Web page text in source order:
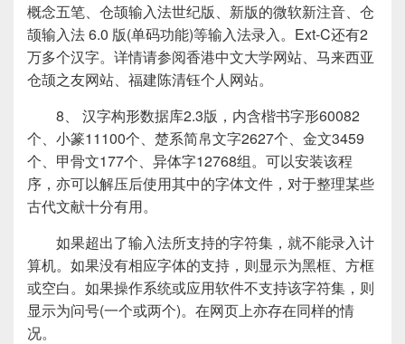
概念五笔、仓颉输入法世纪版、新版的微软新注音、仓
颉输入法 6.0 版(单码功能)等输入法录入。Ext-C还有2
万多个汉字。详情请参阅香港中文大学网站、马来西亚
仓颉之友网站、福建陈清钰个人网站。
8、 汉字构形数据库2.3版，内含楷书字形60082
个、小篆11100个、楚系简帛文字2627个、金文3459
个、甲骨文177个、异体字12768组。可以安装该程
序，亦可以解压后使用其中的字体文件，对于整理某些
古代文献十分有用。
如果超出了输入法所支持的字符集，就不能录入计
算机。如果没有相应字体的支持，则显示为黑框、方框
或空白。如果操作系统或应用软件不支持该字符集，则
显示为问号(一个或两个)。在网页上亦存在同样的情
况。